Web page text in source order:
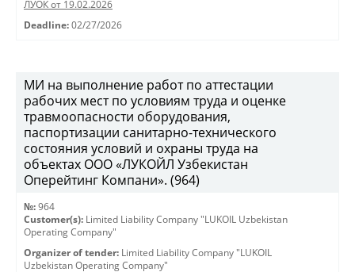
ЛУОК от 19.02.2026
Deadline: 02/27/2026
МИ на выполнение работ по аттестации
рабочих мест по условиям труда и оценке
травмоопасности оборудования,
паспортизации санитарно-технического
состояния условий и охраны труда на
объектах ООО «ЛУКОЙЛ Узбекистан
Оперейтинг Компани». (964)
№: 964
Customer(s): Limited Liability Company "LUKOIL Uzbekistan
Operating Company"
Organizer of tender: Limited Liability Company "LUKOIL
Uzbekistan Operating Company"